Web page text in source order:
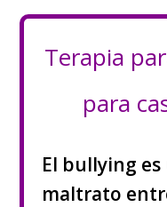
Terapia
para
El bullying
maltrato